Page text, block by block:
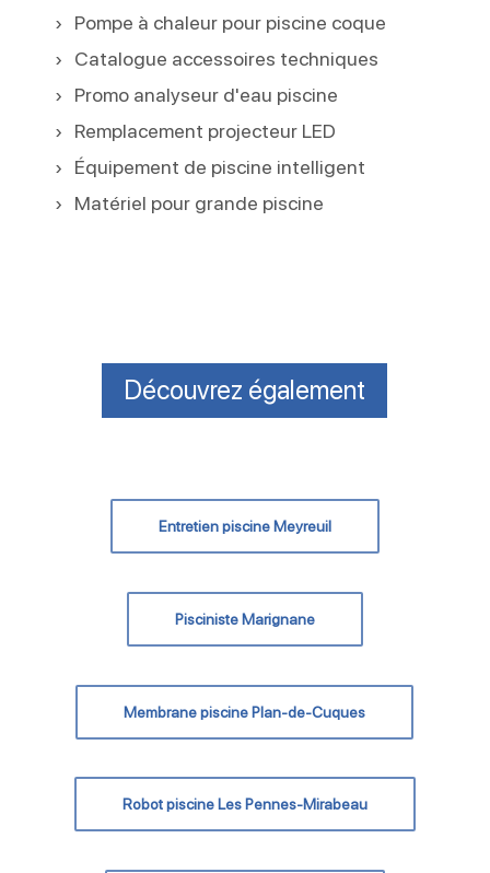
Pompe à chaleur pour piscine coque
Catalogue accessoires techniques
Promo analyseur d'eau piscine
Remplacement projecteur LED
Équipement de piscine intelligent
Matériel pour grande piscine
Découvrez également
Entretien piscine Meyreuil
Pisciniste Marignane
Membrane piscine Plan-de-Cuques
Robot piscine Les Pennes-Mirabeau